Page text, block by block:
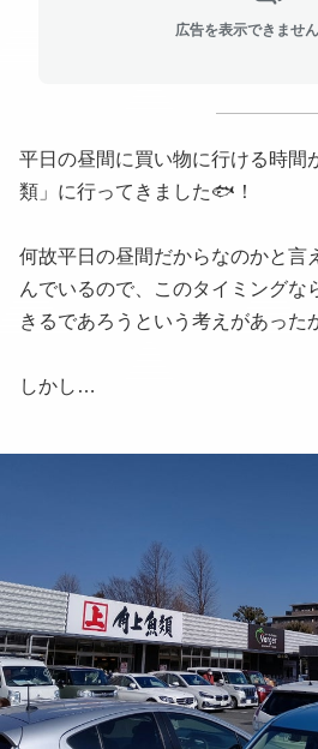
広告を表示できませ
平日の昼間に買い物に行ける時間
類」に行ってきました🐟！
何故平日の昼間だからなのかと言
んでいるので、このタイミングな
きるであろうという考えがあった
しかし…